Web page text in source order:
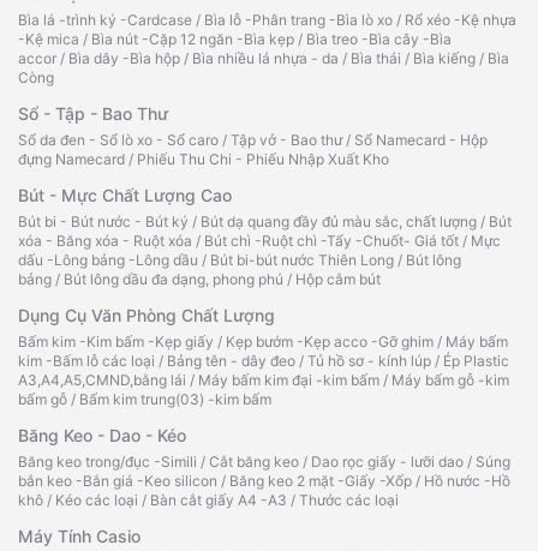
Bìa lá -trình ký -Cardcase / Bìa lỗ -Phân trang -Bìa lò xo / Rổ xéo -Kệ nhựa
-Kệ mica / Bìa nút -Cặp 12 ngăn -Bìa kẹp / Bìa treo -Bìa cây -Bìa
accor / Bìa dây -Bìa hộp / Bìa nhiều lá nhựa - da / Bìa thái / Bìa kiếng / Bìa
Còng
Sổ - Tập - Bao Thư
Sổ da đen - Sổ lò xo - Sổ caro / Tập vở - Bao thư/ Sổ Namecard - Hộp
đựng Namecard / Phiếu Thu Chi - Phiếu Nhập Xuất Kho
Bút - Mực Chất Lượng Cao
Bút bi - Bút nước - Bút ký / Bút dạ quang đầy đủ màu sắc, chất lượng / Bút
xóa - Băng xóa - Ruột xóa / Bút chì -Ruột chì -Tẩy -Chuốt- Giá tốt / Mực
dấu -Lông bảng -Lông dầu / Bút bi-bút nước Thiên Long / Bút lông
bảng / Bút lông dầu đa dạng, phong phú / Hộp cắm bút
Dụng Cụ Văn Phòng Chất Lượng
Bấm kim -Kim bấm -Kẹp giấy / Kẹp bướm -Kẹp acco -Gỡ ghim / Máy bấm
kim -Bấm lỗ các loại / Bảng tên - dây đeo / Tủ hồ sơ - kính lúp / Ép Plastic
A3,A4,A5,CMND,bằng lái / Máy bấm kim đại -kim bấm / Máy bấm gỗ -kim
bấm gỗ / Bấm kim trung(03) -kim bấm
Băng Keo - Dao - Kéo
Băng keo trong/đục -Simili / Cắt băng keo / Dao rọc giấy - lưỡi dao / Súng
bắn keo -Bắn giá -Keo silicon / Băng keo 2 mặt -Giấy -Xốp / Hồ nước -Hồ
khô / Kéo các loại / Bàn cắt giấy A4 -A3 / Thước các loại
Máy Tính Casio